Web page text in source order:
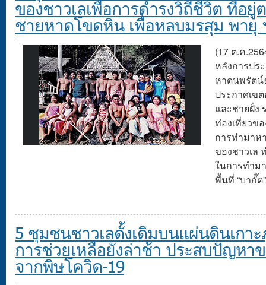
ของชาวเลเพื่อการดำรงวิถีชีวิต ที่อยู่
ชายหาดโขดหิน เพื่อหลบมรสุม พายุ
(17 ต.ค
หลังการปร
หาดนพรัตน์
ประกาศเข
และชายฝั่ง
ท่องเที่ยวข
การทำมาห
ของชาวเล
ในการทำม
พื้นที่ “บากั๊ต”
5 ชุมชนชาวเลดั้งเดิมบนแผ่นดินเกา
การช่วยเหลือยังล่าช้า ประสบปัญหา
จากพิษโควิด-19